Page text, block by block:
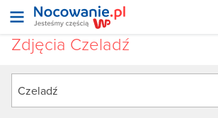
Zdjęcia Czeladź